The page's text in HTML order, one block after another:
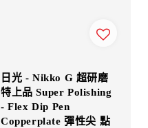
日光 - Nikko G 超研磨
特上品 Super Polishing
- Flex Dip Pen
Copperplate 彈性尖 點